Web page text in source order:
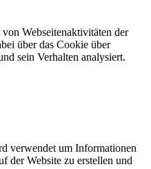
Webseitenaktivitäten der
über das Cookie über
sein Verhalten analysiert.
verwendet um Informationen
der Website zu erstellen und